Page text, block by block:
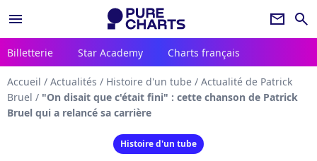
menu newsletter search
Billetterie Star Academy Charts français
Accueil / Actualités / Histoire d'un tube / Actualité de Patrick
Bruel / "On disait que c'était fini" : cette chanson de Patrick
Bruel qui a relancé sa carrière
Histoire d'un tube